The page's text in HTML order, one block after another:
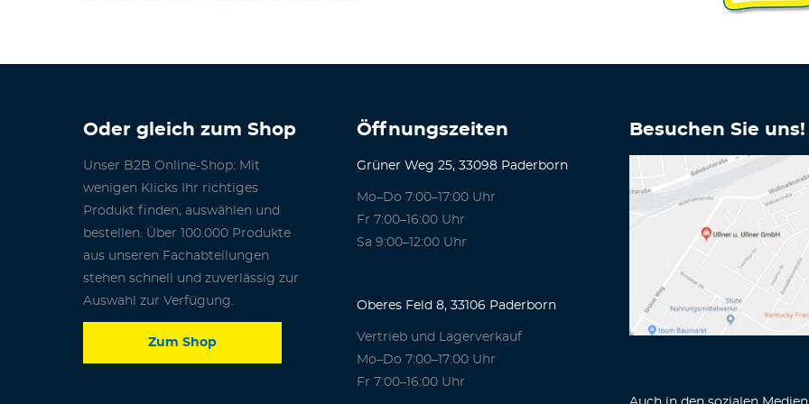
Oder gleich zum Shop
Unser B2B Online-Shop: Mit
wenigen Klicks Ihr richtiges
Produkt finden, auswählen und
bestellen. Über 100.000 Produkte
aus unseren Fachabteilungen
stehen schnell und zuverlässig zur
Auswahl zur Verfügung.
Zum Shop
Öffnungszeiten
Grüner Weg 25, 33098 Paderborn
Mo–Do 7:00–17:00 Uhr
Fr 7:00–16:00 Uhr
Sa 9:00–12:00 Uhr
Oberes Feld 8, 33106 Paderborn
Vertrieb und Lagerverkauf
Mo–Do 7:00–17:00 Uhr
Fr 7:00–16:00 Uhr
Besuchen Sie uns!